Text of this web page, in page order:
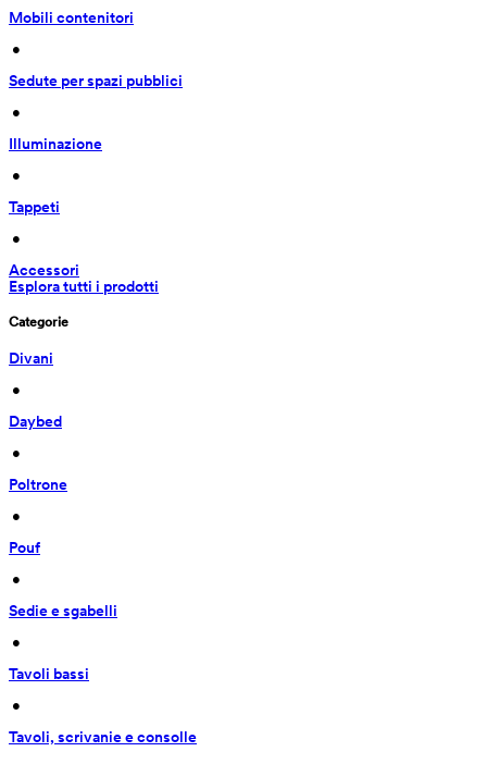
Mobili contenitori
•
Sedute per spazi pubblici
•
Illuminazione
•
Tappeti
•
Accessori
Esplora tutti i prodotti
Categorie
Divani
•
Daybed
•
Poltrone
•
Pouf
•
Sedie e sgabelli
•
Tavoli bassi
•
Tavoli, scrivanie e consolle